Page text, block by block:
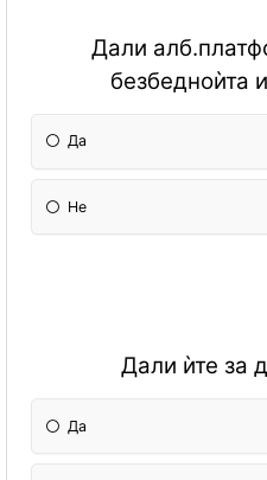
Дали
безбедноѝта
Да
Не
Дали ѝте за
Да